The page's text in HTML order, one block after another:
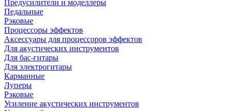
Предусилители и моделлеры
Педальные
Рэковые
Процессоры эффектов
Аксессуары для процессоров эффектов
Для акустических инструментов
Для бас-гитары
Для электрогитары
Карманные
Луперы
Рэковые
Усиление акустических инструментов